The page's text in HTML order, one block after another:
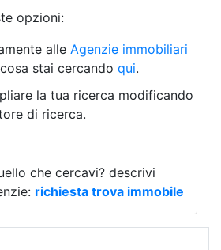
opzioni:
alle Agenzie immobiliari
stai cercando qui.
la tua ricerca modificando
di ricerca.
che cercavi? descrivi
richiesta trova immobile